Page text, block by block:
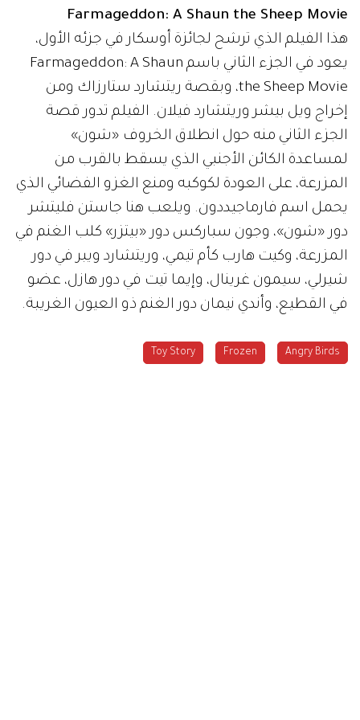
Farmageddon: A Shaun the Sheep Movie
هذا الفيلم الذي ترشح لجائزة أوسكار في جزئه الأول،
يعود في الجزء الثاني باسم Farmageddon: A Shaun
the Sheep Movie، وبقصة ريتشارد ستارزاك ومن
إخراج ويل بيشر وريتشارد فيلان. الفيلم تدور قصة
الجزء الثاني منه حول انطلاق الخروف «شون»
لمساعدة الكائن الأجنبي الذي يسقط بالقرب من
المزرعة، على العودة لكوكبه ومنع الغزو الفضائي الذي
يحمل اسم فارماجيددون. ويلعب هنا جاستن فليتشر
دور «شون»، وجون سباركس دور «بيتزر» كلب الغنم في
المزرعة، وكيت هارب كأم تيمي، وريتشارد ويبر في دور
شيرلي، سيمون غرينال، وإيما تيت في دور هازل، عضو
في القطيع، وأندي نيمان دور الغنم ذو العيون الغريبة.
Angry Birds
Frozen
Toy Story